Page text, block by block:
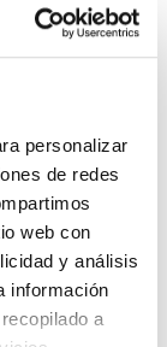
personalizar
de redes
web con
y análisis
información
a
de gran
la
de los
las
respecto a
del
evitará